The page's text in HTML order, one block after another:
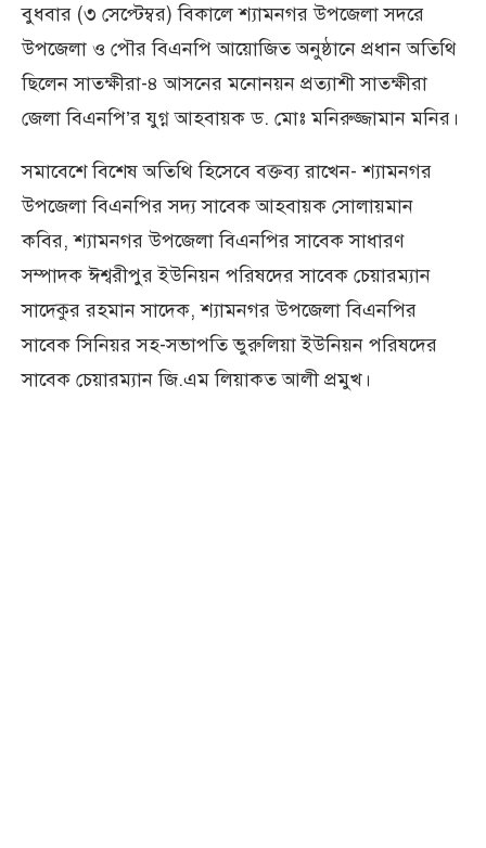
বুধবার (৩ সেপ্টেম্বর) বিকালে শ্যামনগর উপজেলা সদরে
উপজেলা ও পৌর বিএনপি আয়োজিত অনুষ্ঠানে প্রধান অতিথি
ছিলেন সাতক্ষীরা-৪ আসনের মনোনয়ন প্রত্যাশী সাতক্ষীরা
জেলা বিএনপি’র যুগ্ন আহবায়ক ড. মোঃ মনিরুজ্জামান মনির।
সমাবেশে বিশেষ অতিথি হিসেবে বক্তব্য রাখেন- শ্যামনগর
উপজেলা বিএনপির সদ্য সাবেক আহবায়ক সোলায়মান
কবির, শ্যামনগর উপজেলা বিএনপির সাবেক সাধারণ
সম্পাদক ঈশ্বরীপুর ইউনিয়ন পরিষদের সাবেক চেয়ারম্যান
সাদেকুর রহমান সাদেক, শ্যামনগর উপজেলা বিএনপির
সাবেক সিনিয়র সহ-সভাপতি ভুরুলিয়া ইউনিয়ন পরিষদের
সাবেক চেয়ারম্যান জি.এম লিয়াকত আলী প্রমুখ।